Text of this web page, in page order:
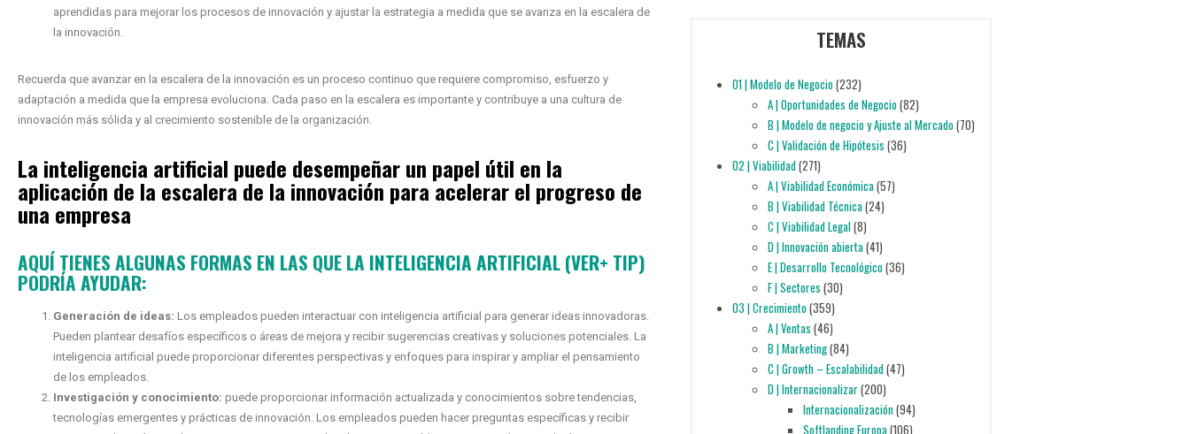
aprendidas para mejorar los procesos de innovación y ajustar la estrategia a medida que se avanza en la escalera de
la innovación.
Recuerda que avanzar en la escalera de la innovación es un proceso continuo que requiere compromiso, esfuerzo y
adaptación a medida que la empresa evoluciona. Cada paso en la escalera es importante y contribuye a una cultura de
innovación más sólida y al crecimiento sostenible de la organización.
La inteligencia artificial puede desempeñar un papel útil en la
aplicación de la escalera de la innovación para acelerar el progreso de
una empresa
AQUÍ TIENES ALGUNAS FORMAS EN LAS QUE LA INTELIGENCIA ARTIFICIAL (VER+ TIP)
PODRÍA AYUDAR:
Generación de ideas: Los empleados pueden interactuar con inteligencia artificial para generar ideas innovadoras.
Pueden plantear desafíos específicos o áreas de mejora y recibir sugerencias creativas y soluciones potenciales. La
inteligencia artificial puede proporcionar diferentes perspectivas y enfoques para inspirar y ampliar el pensamiento
de los empleados.
Investigación y conocimiento: puede proporcionar información actualizada y conocimientos sobre tendencias,
tecnologías emergentes y prácticas de innovación. Los empleados pueden hacer preguntas específicas y recibir
TEMAS
01 | Modelo de Negocio(232)
A | Oportunidades de Negocio(82)
B | Modelo de negocio y Ajuste al Mercado(70)
C | Validación de Hipótesis (36)
02 | Viabilidad(271)
A | Viabilidad Económica(57)
B | Viabilidad Técnica(24)
C | Viabilidad Legal(8)
D | Innovación abierta(41)
E | Desarrollo Tecnológico(36)
F | Sectores (30)
03 | Crecimiento(359)
A | Ventas (46)
B | Marketing(84)
C | Growth – Escalabilidad(47)
D | Internacionalizar(200)
Internacionalización(94)
Softlanding Europa(106)